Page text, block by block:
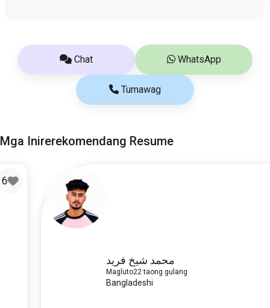
Chat WhatsApp
Tumawag
Mga Inirerekomendang Resume
محمد شيخ فريد
22 taong gulang
Bangladeshi